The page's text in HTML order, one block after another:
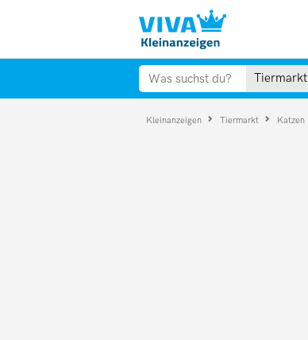
Tiermarkt
Kleinanzeigen Tiermarkt Katzen